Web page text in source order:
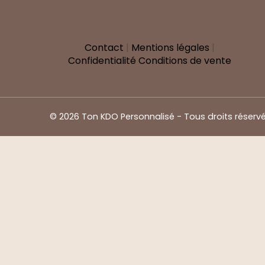
Contact | Mentions légales |
Confidentialité Conditions de vente
© 2026 Ton KDO Personnalisé - Tous droits